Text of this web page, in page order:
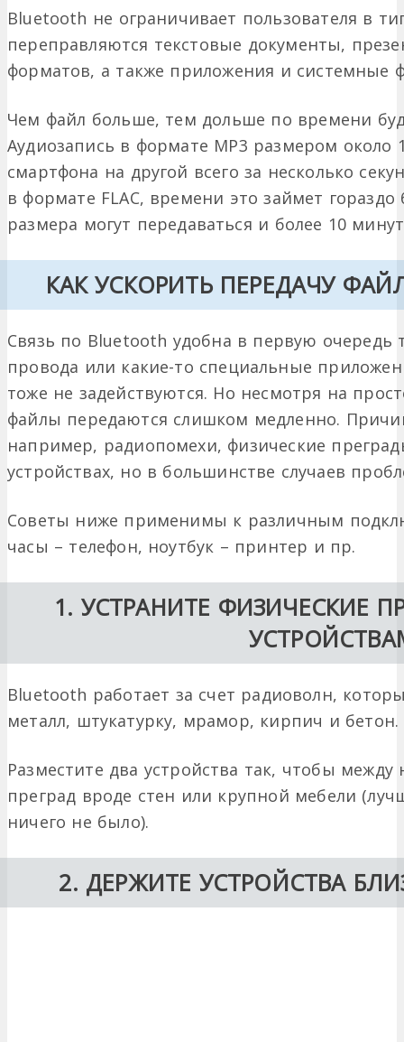
Bluetooth не ограничивает пользователя в
переправляются текстовые документы,
форматов, а также приложения и системные
Чем файл больше, тем дольше по времени
Аудиозапись в формате MP3 размером около
смартфона на другой всего за несколько
в формате FLAC, времени это займет
размера могут передаваться и более 10
КАК УСКОРИТЬ ПЕРЕДАЧУ
Связь по Bluetooth удобна в первую очередь
провода или какие-то специальные
тоже не задействуются. Но несмотря на
файлы передаются слишком медленно.
например, радиопомехи, физические
устройствах, но в большинстве случаев
Советы ниже применимы к различным
часы – телефон, ноутбук – принтер и пр.
1. УСТРАНИТЕ ФИЗИЧЕСКИЕ
Bluetooth работает за счет радиоволн,
металл, штукатурку, мрамор, кирпич и бетон.
Разместите два устройства так, чтобы
преград вроде стен или крупной мебели
ничего не было).
2. ДЕРЖИТЕ УСТРОЙСТВА